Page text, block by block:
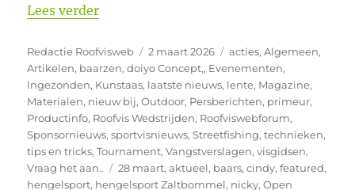
Lees verder“Doe mee aan de Hengelsport
Auteur
Redactie Roofvisweb
Geplaatst
op
2 maart 2026 Categorieën
acties,Algemeen,
Artikelen, baarzen,doiyo Concept,, Evenementen,
Ingezonden, Kunstaas, laatste nieuws, lente, Magazine,
Materialen, nieuw bij,Outdoor, Persberichten, primeur,
Productinfo, Roofvis Wedstrijden, Roofviswebforum,
Sponsornieuws,sportvisnieuws,Streetfishing,technieken,
tips en tricks,Tournament,Vangstverslagen,visgidsen,
Vraag het aan..
Tags
28 maart,aktueel, baars,cindy,featured,
hengelsport, hengelsport Zaltbommel, nicky,Open